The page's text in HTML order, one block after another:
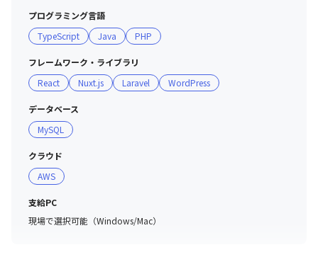
プログラミング言語
TypeScript
Java PHP
フレームワーク・ライブラリ
React
Nuxt.js Laravel WordPress
データベース
MySQL
クラウド
AWS
支給PC
現場で選択可能（Windows/Mac）